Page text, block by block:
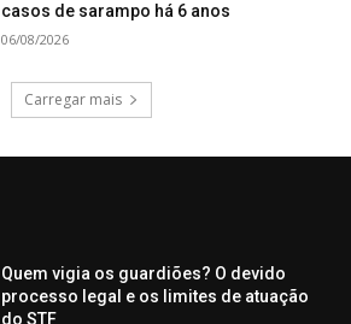
casos de sarampo há 6 anos
06/08/2026
Carregar mais
Quem vigia os guardiões? O devido
processo legal e os limites de atuação
do STF